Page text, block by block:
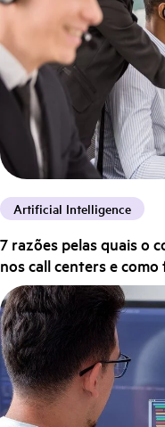
Artificial Intelligence
7 razões pelas quais o
nos call centers e